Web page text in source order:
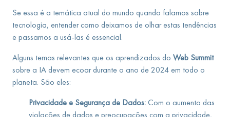
Se essa é a temática atual do mundo quando falamos sobre
tecnologia, entender como deixamos de olhar estas tendências
e passamos a usá-las é essencial.
Alguns temas relevantes que os aprendizados do Web Summit
sobre a IA devem ecoar durante o ano de 2024 em todo o
planeta. São eles:
Privacidade e Segurança de Dados: Com o aumento das
violações de dados e preocupações com a privacidade,